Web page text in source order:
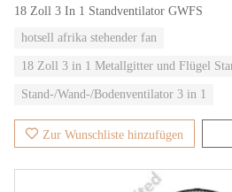
18 Zoll 3 In 1 Standventilator GWFS
hotsell afrika stehender fan
18 Zoll 3 in 1 Metallgitter und Flügel
Stand-/Wand-/Bodenventilator 3 in 1
Zur Wunschliste hinzufügen